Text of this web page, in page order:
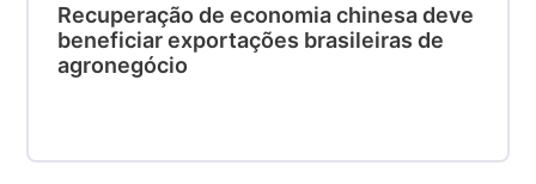
Recuperação de economia chinesa deve
beneficiar exportações brasileiras de
agronegócio